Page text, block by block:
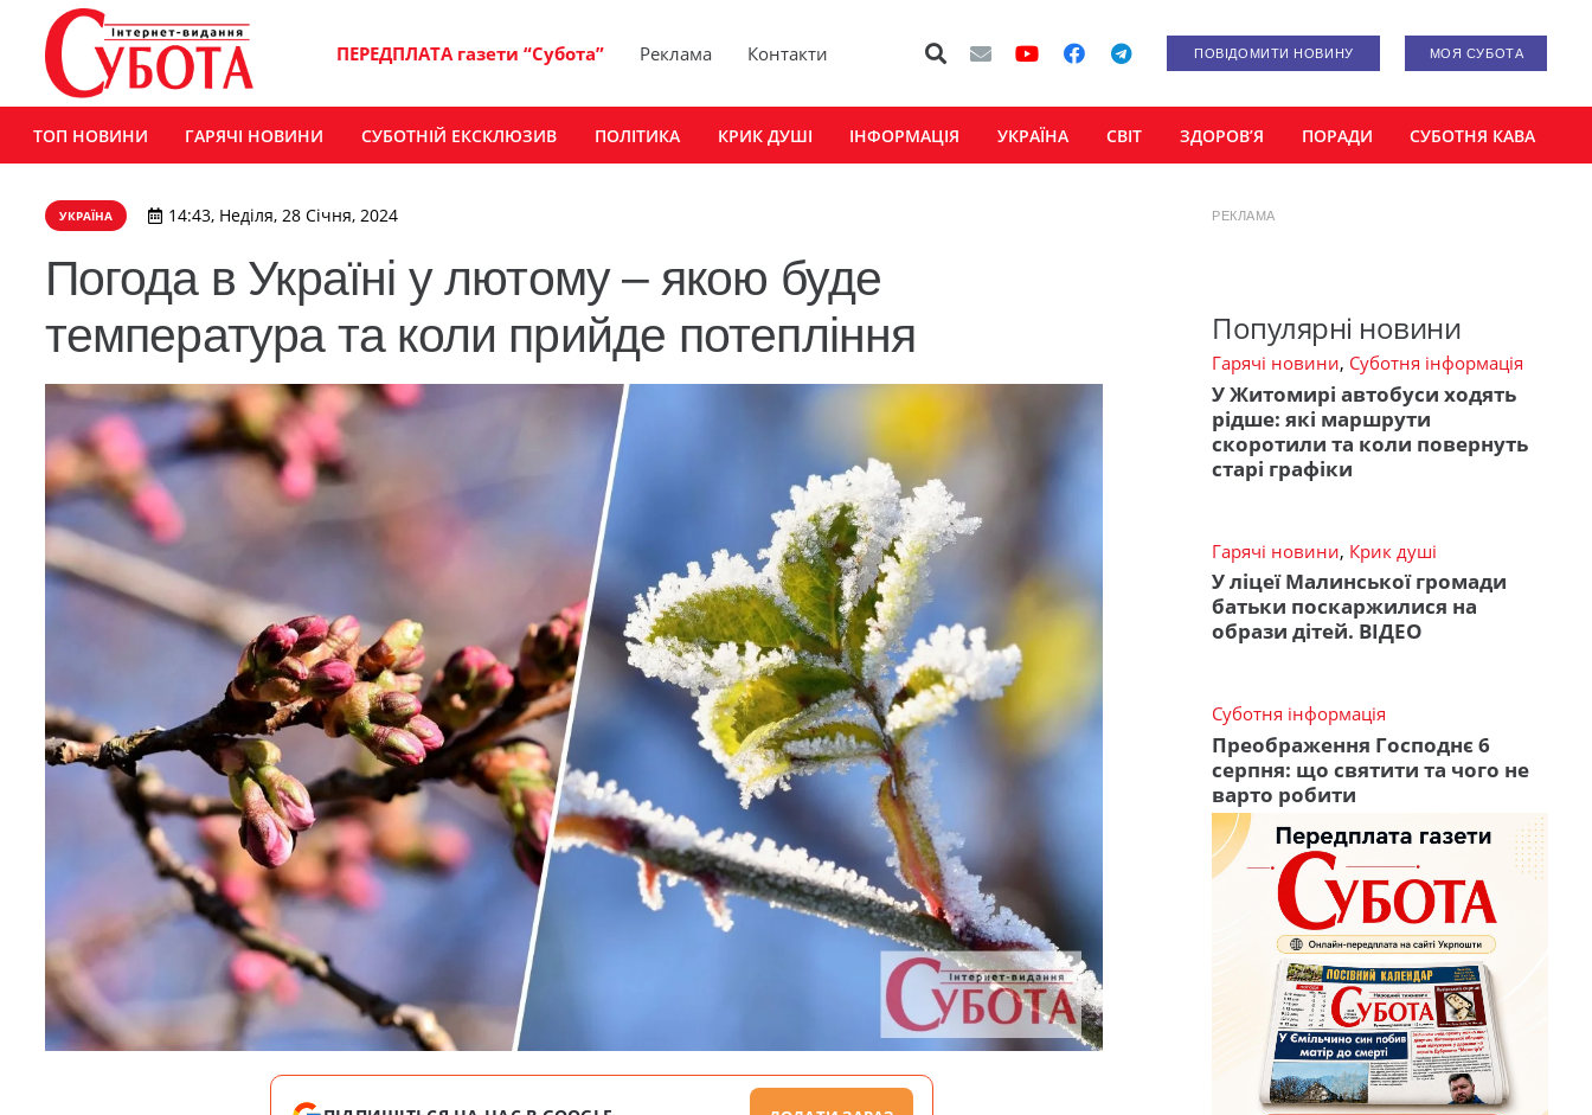
ПЕРЕДПЛАТА газети “Субота” Реклама Контакти ПОВІДОМИТИ НОВИНУ МОЯ СУБОТА
ТОП НОВИНИ ГАРЯЧІ НОВИНИ СУБОТНІЙ ЕКСКЛЮЗИВ ПОЛІТИКА КРИК ДУШІ ІНФОРМАЦІЯ УКРАЇНА СВІТ ЗДОРОВ’Я ПОРАДИ СУБОТНЯ КАВА
УКРАЇНА 14:43, Неділя, 28 Січня, 2024
Погода в Україні у лютому – якою буде
температура та коли прийде потепління
РЕКЛАМА
Популярні новини
Гарячі новини, Суботня інформація
У Житомирі автобуси ходять
рідше: які маршрути
скоротили та коли повернуть
старі графіки
Гарячі новини, Крик душі
У ліцеї Малинської громади
батьки поскаржилися на
образи дітей. ВІДЕО
Суботня інформація
Преображення Господнє 6
серпня: що святити та чого не
варто робити